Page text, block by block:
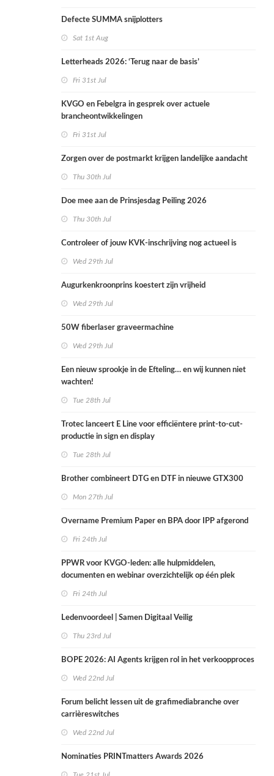
Defecte SUMMA snijplotters
Sat 1st Aug
Letterheads 2026: ‘Terug naar de basis’
Fri 31st Jul
KVGO en Febelgra in gesprek over actuele
brancheontwikkelingen
Fri 31st Jul
Zorgen over de postmarkt krijgen landelijke aandacht
Thu 30th Jul
Doe mee aan de Prinsjesdag Peiling 2026
Thu 30th Jul
Controleer of jouw KVK-inschrijving nog actueel is
Wed 29th Jul
Augurkenkroonprins koestert zijn vrijheid
Wed 29th Jul
50W fiberlaser graveermachine
Wed 29th Jul
Een nieuw sprookje in de Efteling… en wij kunnen niet
wachten!
Tue 28th Jul
Trotec lanceert E Line voor efficiëntere print-to-cut-
productie in sign en display
Tue 28th Jul
Brother combineert DTG en DTF in nieuwe GTX300
Mon 27th Jul
Overname Premium Paper en BPA door IPP afgerond
Fri 24th Jul
PPWR voor KVGO-leden: alle hulpmiddelen,
documenten en webinar overzichtelijk op één plek
Fri 24th Jul
Ledenvoordeel | Samen Digitaal Veilig
Thu 23rd Jul
BOPE 2026: AI Agents krijgen rol in het verkoopproces
Wed 22nd Jul
Forum belicht lessen uit de grafimediabranche over
carrièreswitches
Wed 22nd Jul
Nominaties PRINTmatters Awards 2026